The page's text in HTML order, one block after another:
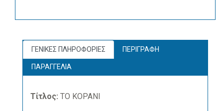
ΓΕΝΙΚΕΣ ΠΛΗΡΟΦΟΡΙΕΣ ΠΕΡΙΓΡΑΦΗ
ΠΑΡΑΓΓΕΛΙΑ
Τίτλος: ΤΟ ΚΟΡΑΝΙ